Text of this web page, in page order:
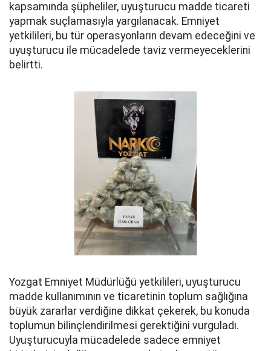
kapsamında şüpheliler, uyuşturucu madde ticareti
yapmak suçlamasıyla yargılanacak. Emniyet
yetkilileri, bu tür operasyonların devam edeceğini ve
uyuşturucu ile mücadelede taviz vermeyeceklerini
belirtti.
Yozgat Emniyet Müdürlüğü yetkilileri, uyuşturucu
madde kullanımının ve ticaretinin toplum sağlığına
büyük zararlar verdiğine dikkat çekerek, bu konuda
toplumun bilinçlendirilmesi gerektiğini vurguladı.
Uyuşturucuyla mücadelede sadece emniyet